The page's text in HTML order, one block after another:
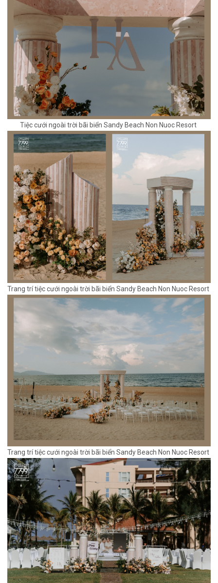
Tiệc cưới ngoài trời bãi biển Sandy Beach Non Nuoc Resort
Trang trí tiệc cưới ngoài trời bãi biển Sandy Beach Non Nuoc Resort
Trang trí tiệc cưới ngoài trời bãi biển Sandy Beach Non Nuoc Resort